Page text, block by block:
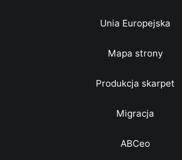
Unia Europejska
Mapa strony
Produkcja skarpet
Migracja
ABCeo